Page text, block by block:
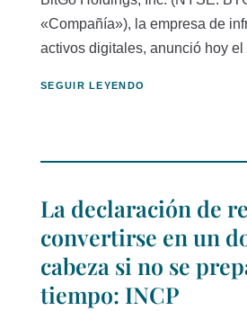
«Compañía»), la empresa de
activos digitales, anunció hoy el
SEGUIR LEYENDO
La declaración de
convertirse en un
cabeza si no se
tiempo: INCP